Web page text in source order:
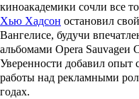
киноакадемики сочли все
Хью Хадсон остановил
Вангелисе, будучи
альбомами Opera Sauvageи
Уверенности добавил опыт
работы над рекламными
годах.